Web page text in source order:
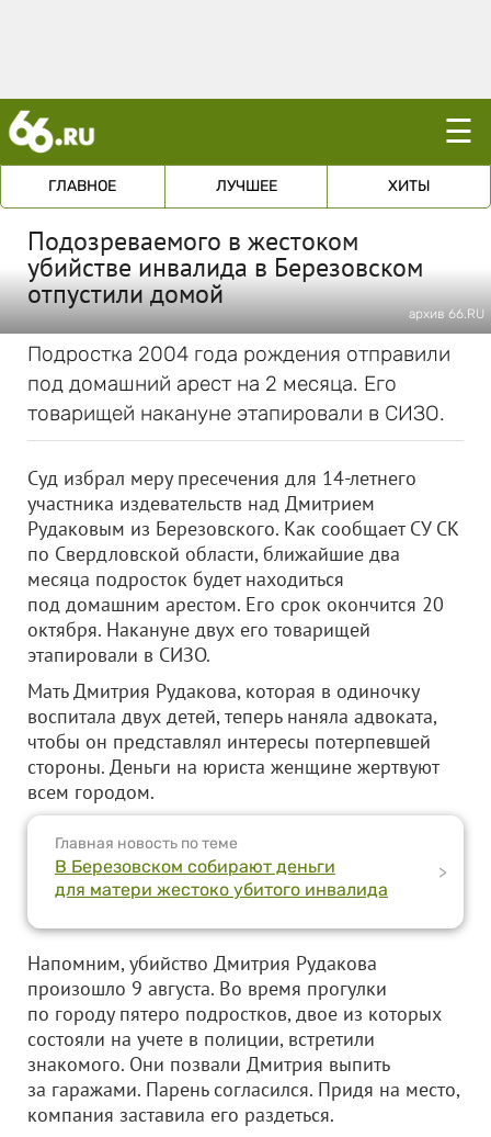
☰
ГЛАВНОЕ ЛУЧШЕЕ ХИТЫ
Подозреваемого в жестоком
убийстве инвалида в Березовском
отпустили домой
архив 66.RU
Подростка 2004 года рождения отправили
под домашний арест на 2 месяца. Его
товарищей накануне этапировали в СИЗО.
Суд избрал меру пресечения для 14-летнего
участника издевательств над Дмитрием
Рудаковым из Березовского. Как сообщает СУ СК
по Свердловской области, ближайшие два
месяца подросток будет находиться
под домашним арестом. Его срок окончится 20
октября. Накануне двух его товарищей
этапировали в СИЗО.
Мать Дмитрия Рудакова, которая в одиночку
воспитала двух детей, теперь наняла адвоката,
чтобы он представлял интересы потерпевшей
стороны. Деньги на юриста женщине жертвуют
всем городом.
Главная новость по теме
В Березовском собирают деньги
для матери жестоко убитого инвалида
>
Напомним, убийство Дмитрия Рудакова
произошло 9 августа. Во время прогулки
по городу пятеро подростков, двое из которых
состояли на учете в полиции, встретили
знакомого. Они позвали Дмитрия выпить
за гаражами. Парень согласился. Придя на место,
компания заставила его раздеться.